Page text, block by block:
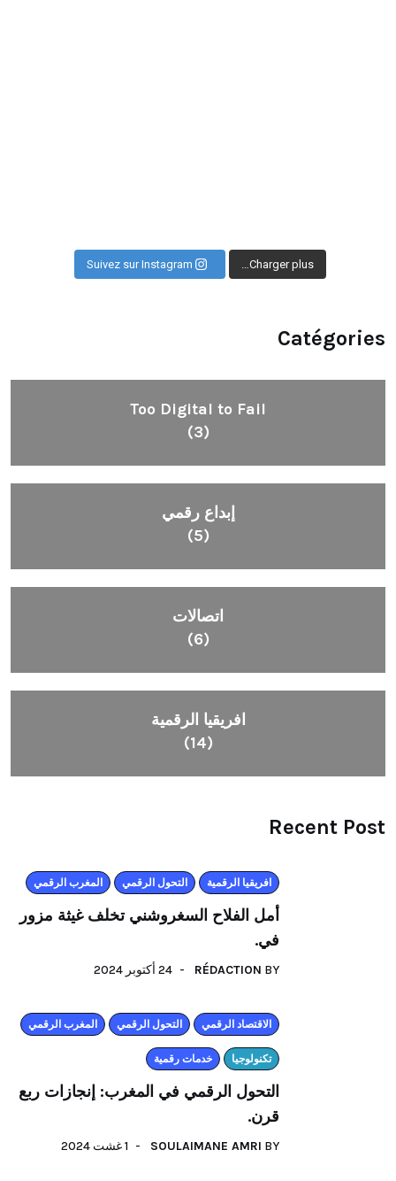
Charger plus…
Suivez sur Instagram
Catégories
Too Digital to Fail
(3)
إبداع رقمي
(5)
اتصالات
(6)
افريقيا الرقمية
(14)
Recent Post
افريقيا الرقمية التحول الرقمي المغرب الرقمي
أمل الفلاح السغروشني تخلف غيثة مزور
في.
BY
RÉDACTION 24 أكتوبر 2024
اﻻقتصاد الرقمي التحول الرقمي المغرب الرقمي
تكنولوجيا خدمات رقمية
التحول الرقمي في المغرب: إنجازات ربع
قرن.
BY
SOULAIMANE AMRI 1 غشت 2024